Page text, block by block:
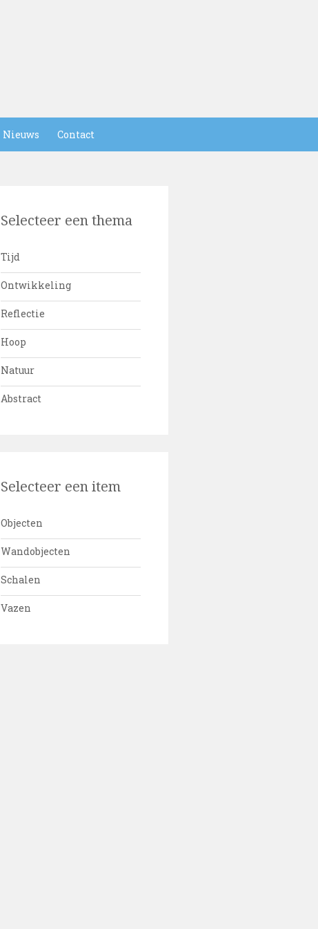
Nieuws Contact
Selecteer een thema
Tijd
Ontwikkeling
Reflectie
Hoop
Natuur
Abstract
Selecteer een item
Objecten
Wandobjecten
Schalen
Vazen